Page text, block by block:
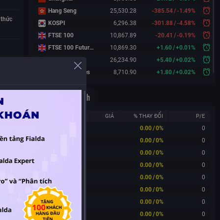
xây
Hang Seng
25,530.28 -385.54/-1.49%
KOSPI
6,296.38 -301.88/-4.58%
FTSE 100
10,867.89 -20.41 /-0.19%
FTSE 100 Futures
10,869.30 +1.60/+0.01%
26,234.90 +5.40/+0.02%
CAC 40 Futures
8,710.90 +1.80/+0.02%
Công ty cùng ngành
GIÁ % THAY ĐỔI P/E
0.00/0%
0
ALC
0.00/0%
0
0.00/0%
0
0.00/0%
0
APL
0.00/0%
0
ARM
0.00/0%
0
ASG
0.00/0%
0
BAL
0.00/0%
0